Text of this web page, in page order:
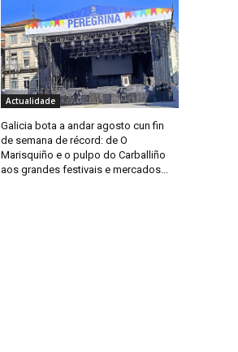
Actualidade
Galicia bota a andar agosto cun fin
de semana de récord: de O
Marisquiño e o pulpo do Carballiño
aos grandes festivais e mercados...